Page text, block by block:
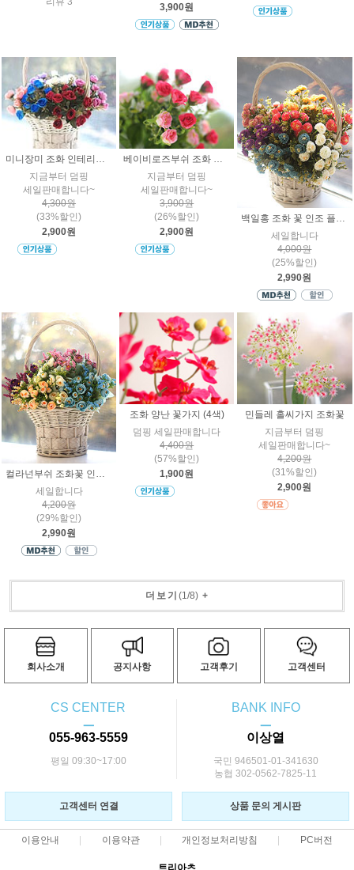
3,900원
지금부터 덤핑
세일판매합니다~
4,300원
(33%할인)
2,900원
지금부터 덤핑
세일판매합니다~
3,900원
(26%할인)
2,900원
세일합니다
4,000원
(25%할인)
2,990원
세일합니다
4,200원
(29%할인)
2,990원
조화 양난 꽃가지 (4색)
덤핑 세일판매합니다
4,400원
(57%할인)
1,900원
민들레 홀씨가지 조화꽃
지금부터 덤핑
세일판매합니다~
4,200원
(31%할인)
2,900원
더보기 (1/8)+
회사소개 공지사항 고객후기 고객센터
CS CENTER
ㅡ
055-963-5559
평일 09:30~17:00
BANK INFO
ㅡ
이상열
국민 946501-01-341630
농협 302-0562-7825-11
고객센터 연결 상품 문의 게시판
이용안내 이용약관 개인정보처리방침 PC버전
트리아츠